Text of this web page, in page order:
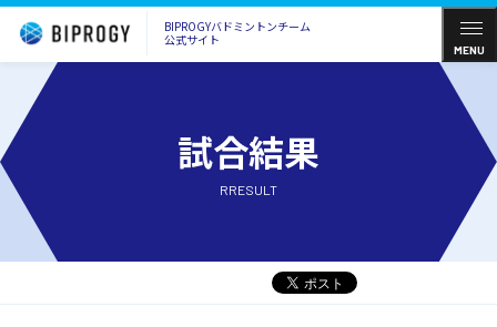
BIPROGYバドミントンチーム
公式サイト
MENU
試合結果
RRESULT